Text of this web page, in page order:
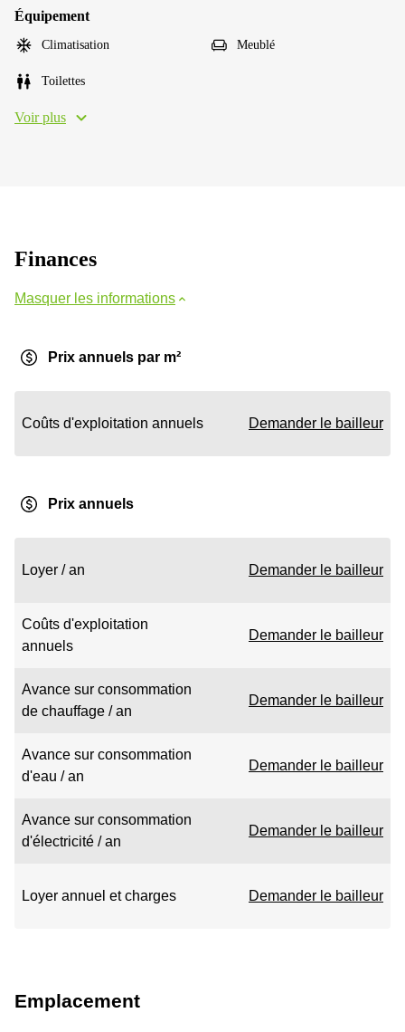
Équipement
Climatisation Meublé
Toilettes
Voir plus
Finances
Masquer les informations
Prix annuels par m²
Coûts d'exploitation annuels Demander le bailleur
Prix annuels
Loyer / an Demander le bailleur
Coûts d'exploitation
annuels
Demander le bailleur
Avance sur consommation
de chauffage / an
Demander le bailleur
Avance sur consommation
d'eau / an
Demander le bailleur
Avance sur consommation
d'électricité / an
Demander le bailleur
Loyer annuel et charges Demander le bailleur
Emplacement